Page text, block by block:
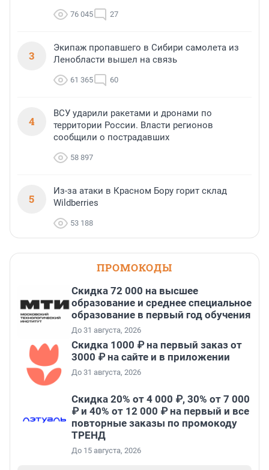
76 045 27
3
Экипаж пропавшего в Сибири самолета из
Ленобласти вышел на связь
61 365 60
4
ВСУ ударили ракетами и дронами по
территории России. Власти регионов
сообщили о пострадавших
58 897
5
Из-за атаки в Красном Бору горит склад
Wildberries
53 188
ПРОМОКОДЫ
Скидка 72 000 на высшее
образование и среднее специальное
образование в первый год обучения
До 31 августа, 2026
Скидка 1000 ₽ на первый заказ от
3000 ₽ на сайте и в приложении
До 31 августа, 2026
Скидка 20% от 4 000 ₽, 30% от 7 000
₽ и 40% от 12 000 ₽ на первый и все
повторные заказы по промокоду
ТРЕНД
До 15 августа, 2026